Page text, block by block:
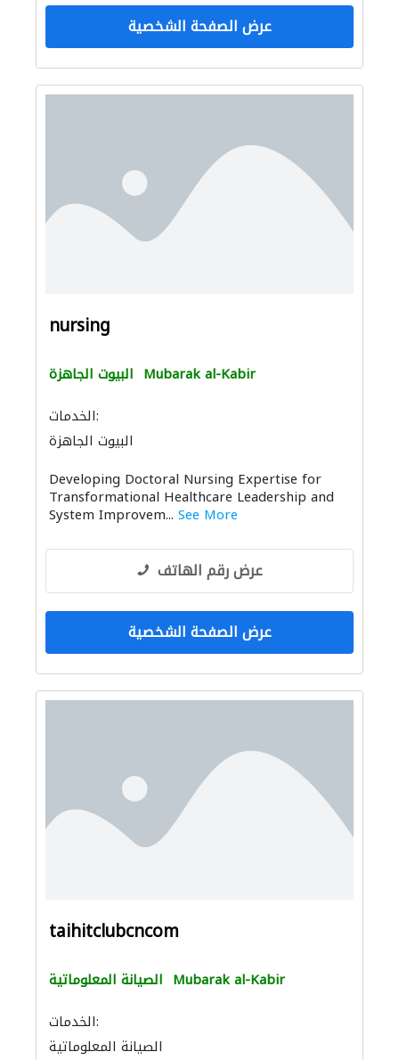
عرض الصفحة الشخصية
nursing
البيوت الجاهزة Mubarak al-Kabir
الخدمات:
البيوت الجاهزة
Developing Doctoral Nursing Expertise for
Transformational Healthcare Leadership and
System Improvem... See More
عرض رقم الهاتف
عرض الصفحة الشخصية
taihitclubcncom
الصيانة المعلوماتية Mubarak al-Kabir
الخدمات:
الصيانة المعلوماتية